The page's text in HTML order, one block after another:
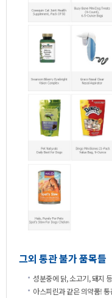
그외통관불가품목들
성분중에닭,소고기,돼지
아스피린과같은의약품!통